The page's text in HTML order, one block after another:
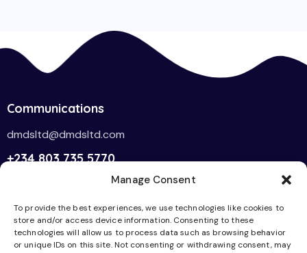
Manage Consent
To provide the best experiences, we use technologies like cookies to
store and/or access device information. Consenting to these
technologies will allow us to process data such as browsing behavior
or unique IDs on this site. Not consenting or withdrawing consent, may
Communications
dmdsltd@dmdsltd.com
+234 803 735 5770
Home
Services
Facebook
Twitter-x